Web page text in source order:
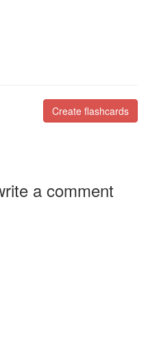
Create flashcards
a comment